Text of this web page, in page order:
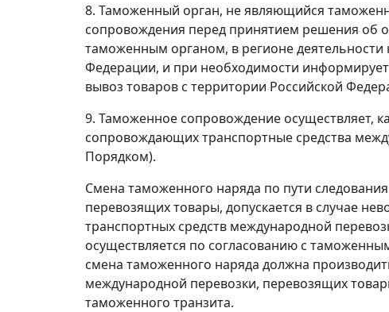
8. Таможенный орган, не являющийся
сопровождения перед принятием решения об
таможенным органом, в регионе деятельности
Федерации, и при необходимости
вывоз товаров с территории Российской
9. Таможенное сопровождение осуществляет,
сопровождающих транспортные средства
Порядком).
Смена таможенного наряда по пути
перевозящих товары, допускается в случае
транспортных средств международной
осуществляется по согласованию с
смена таможенного наряда должна
международной перевозки, перевозящих
таможенного транзита.